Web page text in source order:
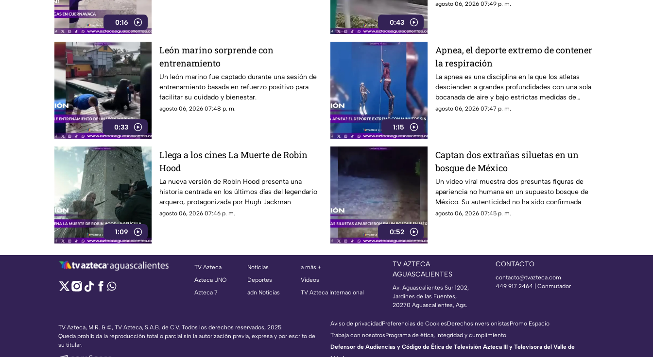
0:16 0:43
agosto 06, 2026 07:49 p. m.
0:33
León marino sorprende con
entrenamiento
Un león marino fue captado durante una sesión de
entrenamiento basada en refuerzo positivo para
facilitar su cuidado y bienestar.
agosto 06, 2026 07:48 p. m.
1:15
Apnea, el deporte extremo de contener
la respiración
La apnea es una disciplina en la que los atletas
descienden a grandes profundidades con una sola
bocanada de aire y bajo estrictas medidas de
seguridad
agosto 06, 2026 07:47 p. m.
1:09
Llega a los cines La Muerte de Robin
Hood
La nueva versión de Robin Hood presenta una
historia centrada en los últimos días del legendario
arquero, protagonizada por Hugh Jackman
agosto 06, 2026 07:46 p. m.
0:52
Captan dos extrañas siluetas en un
bosque de México
Un video viral muestra dos presuntas figuras de
apariencia no humana en un supuesto bosque de
México. Su autenticidad no ha sido confirmada
agosto 06, 2026 07:45 p. m.
TV Azteca
Azteca UNO
Azteca 7
Noticias
Deportes
adn Noticias
a más +
Videos
TV Azteca Internacional
TV AZTECA
AGUASCALIENTES
Av. Aguascalientes Sur 1202,
Jardines de las Fuentes,
20270 Aguascalientes, Ags.
CONTACTO
contacto@tvazteca.com
449 917 2464 | Conmutador
TV Azteca, M.R. & ©, TV Azteca, S.A.B. de C.V. Todos los derechos reservados, 2025.
Queda prohibida la reproducción total o parcial sin la autorización previa, expresa y por escrito de
su titular.
Aviso de privacidadPreferencias de CookiesDerechosInversionistasPromo Espacio
Trabaja con nosotrosPrograma de ética, integridad y cumplimiento
Defensor de Audiencias y Código de Ética de Televisión Azteca III y Televisora del Valle de